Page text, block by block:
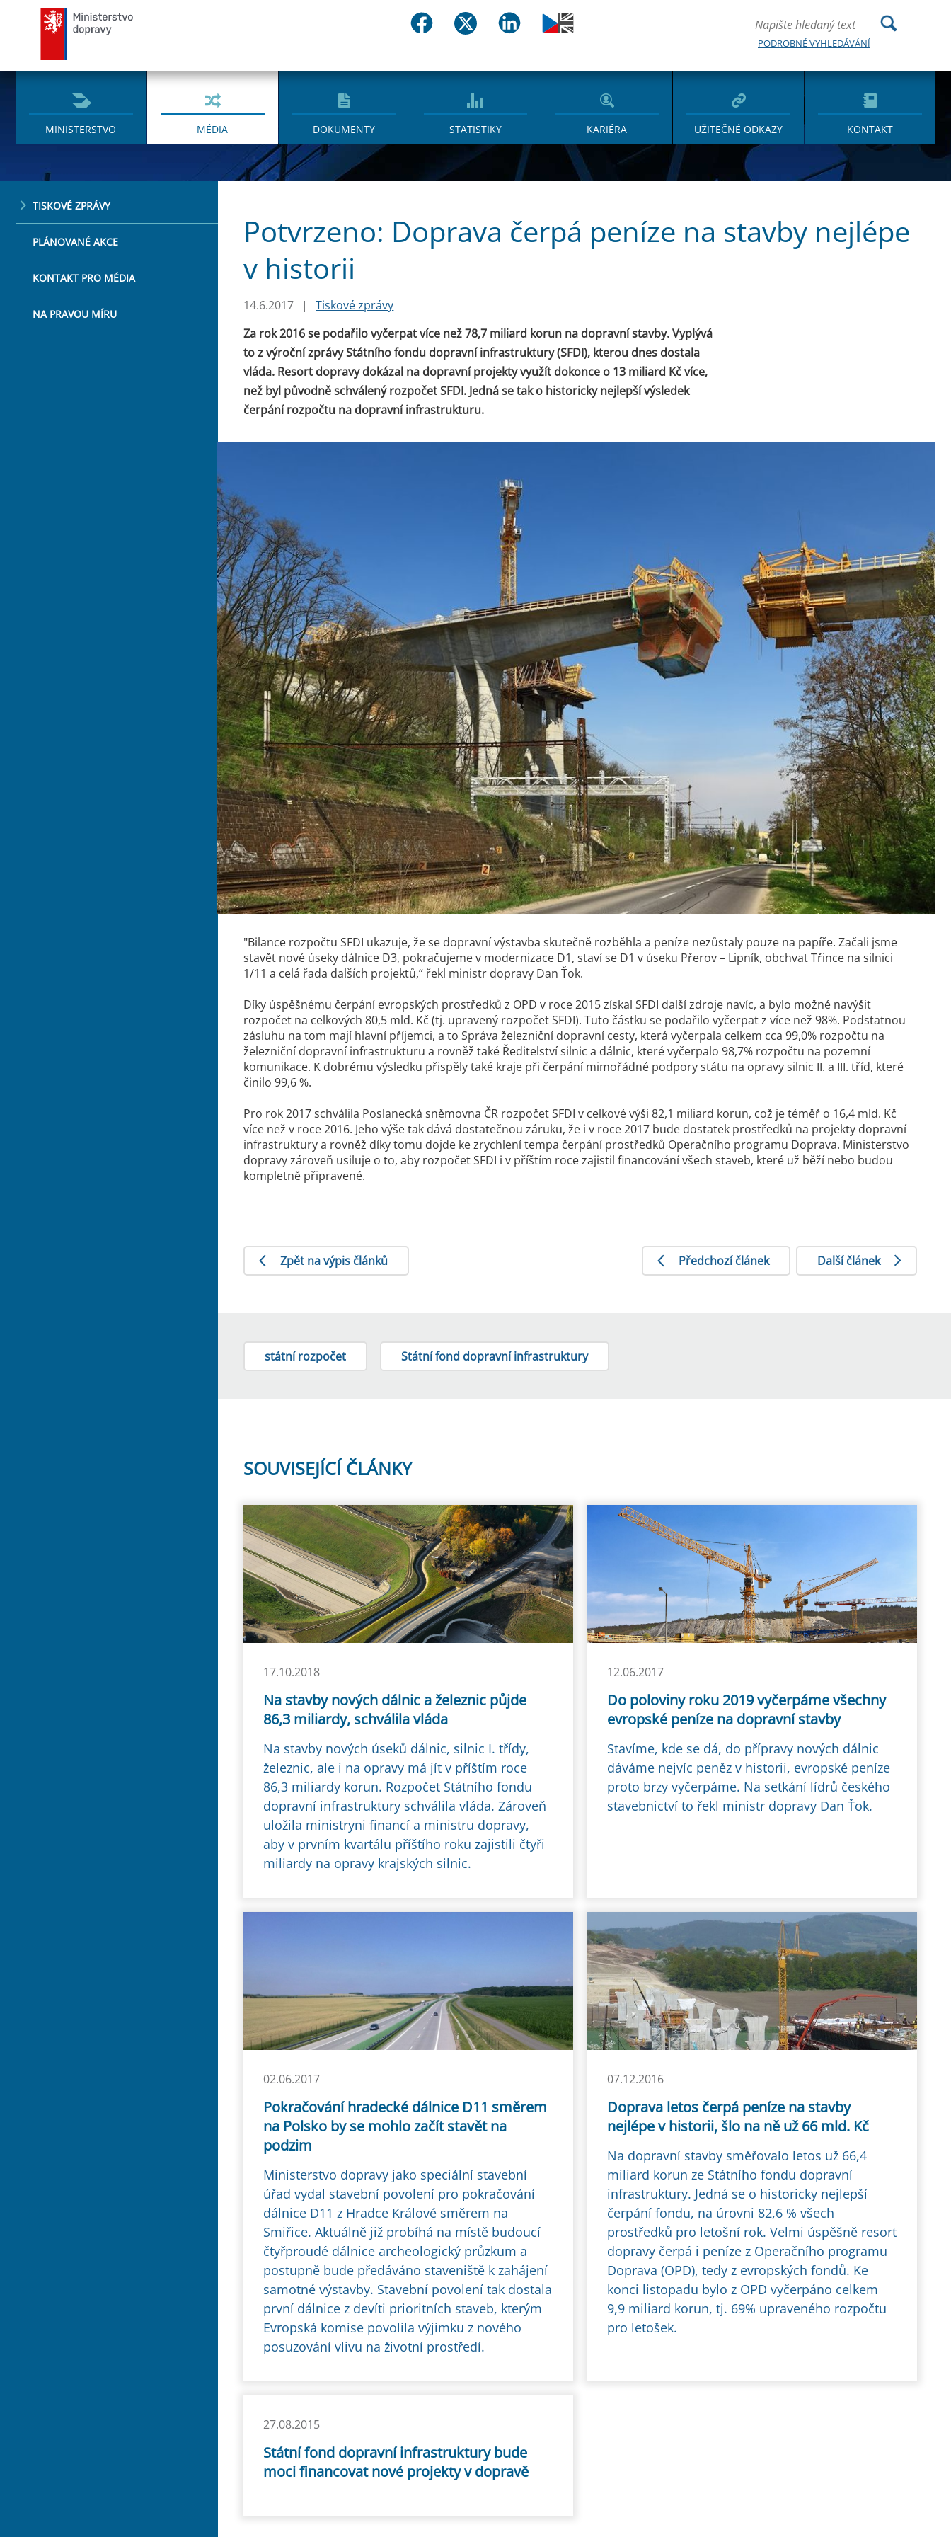
PODROBNÉ VYHLEDÁVÁNÍ
MINISTERSTVO MÉDIA DOKUMENTY STATISTIKY KARIÉRA UŽITEČNÉ ODKAZY KONTAKT
TISKOVÉ ZPRÁVY
PLÁNOVANÉ AKCE
KONTAKT PRO MÉDIA
NA PRAVOU MÍRU
Potvrzeno: Doprava čerpá peníze na stavby nejlépe
v historii
14.6.2017 |
Tiskové zprávy
Za rok 2016 se podařilo vyčerpat více než 78,7 miliard korun na dopravní stavby. Vyplývá
to z výroční zprávy Státního fondu dopravní infrastruktury (SFDI), kterou dnes dostala
vláda. Resort dopravy dokázal na dopravní projekty využít dokonce o 13 miliard Kč více,
než byl původně schválený rozpočet SFDI. Jedná se tak o historicky nejlepší výsledek
čerpání rozpočtu na dopravní infrastrukturu.
"Bilance rozpočtu SFDI ukazuje, že se dopravní výstavba skutečně rozběhla a peníze nezůstaly pouze na papíře. Začali jsme
stavět nové úseky dálnice D3, pokračujeme v modernizace D1, staví se D1 v úseku Přerov – Lipník, obchvat Třince na silnici
1/11 a celá řada dalších projektů,“ řekl ministr dopravy Dan Ťok.
Díky úspěšnému čerpání evropských prostředků z OPD v roce 2015 získal SFDI další zdroje navíc, a bylo možné navýšit
rozpočet na celkových 80,5 mld. Kč (tj. upravený rozpočet SFDI). Tuto částku se podařilo vyčerpat z více než 98%. Podstatnou
zásluhu na tom mají hlavní příjemci, a to Správa železniční dopravní cesty, která vyčerpala celkem cca 99,0% rozpočtu na
železniční dopravní infrastrukturu a rovněž také Ředitelství silnic a dálnic, které vyčerpalo 98,7% rozpočtu na pozemní
komunikace. K dobrému výsledku přispěly také kraje při čerpání mimořádné podpory státu na opravy silnic II. a III. tříd, které
činilo 99,6 %.
Pro rok 2017 schválila Poslanecká sněmovna ČR rozpočet SFDI v celkové výši 82,1 miliard korun, což je téměř o 16,4 mld. Kč
více než v roce 2016. Jeho výše tak dává dostatečnou záruku, že i v roce 2017 bude dostatek prostředků na projekty dopravní
infrastruktury a rovněž díky tomu dojde ke zrychlení tempa čerpání prostředků Operačního programu Doprava. Ministerstvo
dopravy zároveň usiluje o to, aby rozpočet SFDI i v příštím roce zajistil financování všech staveb, které už běží nebo budou
kompletně připravené.
Zpět na výpis článků Předchozí článek Další článek
státní rozpočet Státní fond dopravní infrastruktury
SOUVISEJÍCÍ ČLÁNKY
17.10.2018
Na stavby nových dálnic a železnic půjde
86,3 miliardy, schválila vláda
Na stavby nových úseků dálnic, silnic I. třídy,
železnic, ale i na opravy má jít v příštím roce
86,3 miliardy korun. Rozpočet Státního fondu
dopravní infrastruktury schválila vláda. Zároveň
uložila ministryni financí a ministru dopravy,
aby v prvním kvartálu příštího roku zajistili čtyři
miliardy na opravy krajských silnic.
12.06.2017
Do poloviny roku 2019 vyčerpáme všechny
evropské peníze na dopravní stavby
Stavíme, kde se dá, do přípravy nových dálnic
dáváme nejvíc peněz v historii, evropské peníze
proto brzy vyčerpáme. Na setkání lídrů českého
stavebnictví to řekl ministr dopravy Dan Ťok.
02.06.2017
Pokračování hradecké dálnice D11 směrem
na Polsko by se mohlo začít stavět na
podzim
Ministerstvo dopravy jako speciální stavební
úřad vydal stavební povolení pro pokračování
dálnice D11 z Hradce Králové směrem na
Smiřice. Aktuálně již probíhá na místě budoucí
čtyřproudé dálnice archeologický průzkum a
postupně bude předáváno staveniště k zahájení
samotné výstavby. Stavební povolení tak dostala
první dálnice z devíti prioritních staveb, kterým
Evropská komise povolila výjimku z nového
posuzování vlivu na životní prostředí.
07.12.2016
Doprava letos čerpá peníze na stavby
nejlépe v historii, šlo na ně už 66 mld. Kč
Na dopravní stavby směřovalo letos už 66,4
miliard korun ze Státního fondu dopravní
infrastruktury. Jedná se o historicky nejlepší
čerpání fondu, na úrovni 82,6 % všech
prostředků pro letošní rok. Velmi úspěšně resort
dopravy čerpá i peníze z Operačního programu
Doprava (OPD), tedy z evropských fondů. Ke
konci listopadu bylo z OPD vyčerpáno celkem
9,9 miliard korun, tj. 69% upraveného rozpočtu
pro letošek.
27.08.2015
Státní fond dopravní infrastruktury bude
moci financovat nové projekty v dopravě